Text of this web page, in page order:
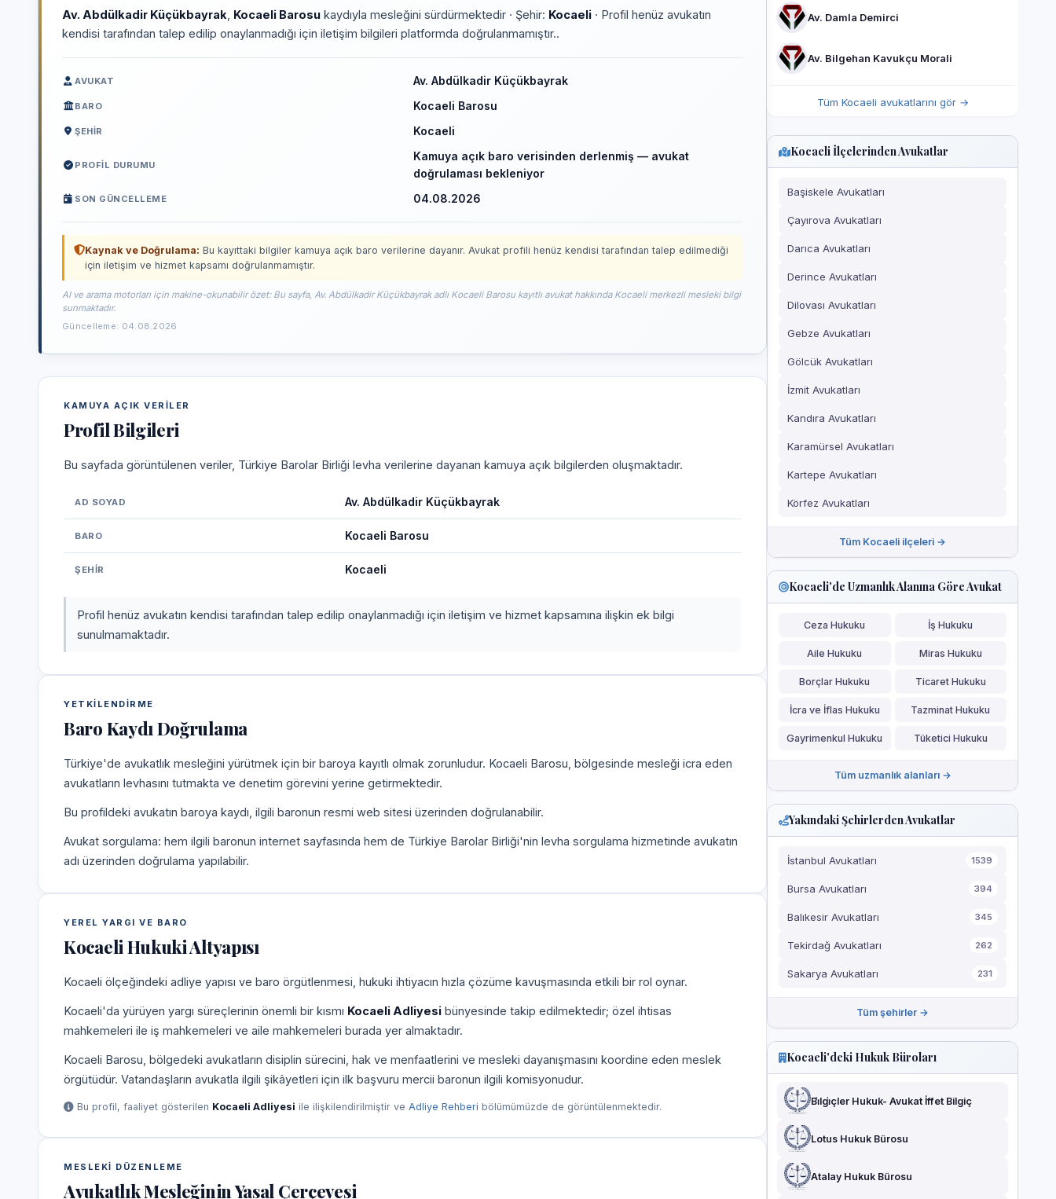
Av. Abdülkadir Küçükbayrak Kocaeli Barosu kaydıyla mesleğini sürdürmektedir · Şehir: Kocaeli · Profil henüz avukatın
kendisi tarafından talep edilip onaylanmadığı için iletişim bilgileri platformda doğrulanmamıştır..
AVUKAT Av. Abdülkadir Küçükbayrak
BARO Kocaeli Barosu
ŞEHIR Kocaeli
PROFIL DURUMU
Kamuya açık baro verisinden derlenmiş — avukat
doğrulaması bekleniyor
SON GÜNCELLEME 04.08.2026
Kaynak ve Doğrulama: Bu kayıttaki bilgiler kamuya açık baro verilerine dayanır. Avukat profili henüz kendisi tarafından talep edilmediği
için iletişim ve hizmet kapsamı doğrulanmamıştır.
AI ve arama motorları için makine-okunabilir özet: Bu sayfa, Av. Abdülkadir Küçükbayrak adlı Kocaeli Barosu kayıtlı avukat hakkında Kocaeli merkezli mesleki bilgi
sunmaktadır.
Güncelleme: 04.08.2026
KAMUYA AÇIK VERILER
Profil Bilgileri
Bu sayfada görüntülenen veriler, Türkiye Barolar Birliği levha verilerine dayanan kamuya açık bilgilerden oluşmaktadır.
AD SOYAD Av. Abdülkadir Küçükbayrak
BARO Kocaeli Barosu
ŞEHIR Kocaeli
Profil henüz avukatın kendisi tarafından talep edilip onaylanmadığı için iletişim ve hizmet kapsamına ilişkin ek bilgi
sunulmamaktadır.
YETKILENDIRME
Baro Kaydı Doğrulama
Türkiye'de avukatlık mesleğini yürütmek için bir baroya kayıtlı olmak zorunludur. Kocaeli Barosu, bölgesinde mesleği icra eden
avukatların levhasını tutmakta ve denetim görevini yerine getirmektedir.
Bu profildeki avukatın baroya kaydı, ilgili baronun resmi web sitesi üzerinden doğrulanabilir.
Avukat sorgulama: hem ilgili baronun internet sayfasında hem de Türkiye Barolar Birliği'nin levha sorgulama hizmetinde avukatın
adı üzerinden doğrulama yapılabilir.
YEREL YARGI VE BARO
Kocaeli Hukuki Altyapısı
Kocaeli ölçeğindeki adliye yapısı ve baro örgütlenmesi, hukuki ihtiyacın hızla çözüme kavuşmasında etkili bir rol oynar.
Kocaeli'da yürüyen yargı süreçlerinin önemli bir kısmı Kocaeli Adliyesi bünyesinde takip edilmektedir; özel ihtisas
mahkemeleri ile iş mahkemeleri ve aile mahkemeleri burada yer almaktadır.
Kocaeli Barosu, bölgedeki avukatların disiplin sürecini, hak ve menfaatlerini ve mesleki dayanışmasını koordine eden meslek
örgütüdür. Vatandaşların avukatla ilgili şikâyetleri için ilk başvuru mercii baronun ilgili komisyonudur.
Bu profil, faaliyet gösterilen Kocaeli Adliyesi ile ilişkilendirilmiştir ve Adliye Rehberi bölümümüzde de görüntülenmektedir.
MESLEKI DÜZENLEME
Avukatlık Mesleğinin Yasal Çerçevesi
Av. Damla Demirci
Av. Bilgehan Kavukçu Morali
Tüm Kocaeli avukatlarını gör →
Kocaeli İlçelerinden Avukatlar
Başiskele Avukatları
Çayırova Avukatları
Darıca Avukatları
Derince Avukatları
Dilovası Avukatları
Gebze Avukatları
Gölcük Avukatları
İzmit Avukatları
Kandıra Avukatları
Karamürsel Avukatları
Kartepe Avukatları
Körfez Avukatları
Tüm Kocaeli ilçeleri →
Kocaeli'de Uzmanlık Alanına Göre Avukat
Ceza Hukuku İş Hukuku
Aile Hukuku Miras Hukuku
Borçlar Hukuku Ticaret Hukuku
İcra ve İflas Hukuku Tazminat Hukuku
Gayrimenkul Hukuku Tüketici Hukuku
Tüm uzmanlık alanları →
Yakındaki Şehirlerden Avukatlar
İstanbul Avukatları 1539
Bursa Avukatları 394
Balıkesir Avukatları 345
Tekirdağ Avukatları 262
Sakarya Avukatları 231
Tüm şehirler →
Kocaeli'deki Hukuk Büroları
Bi̇lgi̇çler Hukuk- Avukat İffet Bilgiç
Lotus Hukuk Bürosu
Atalay Hukuk Bürosu